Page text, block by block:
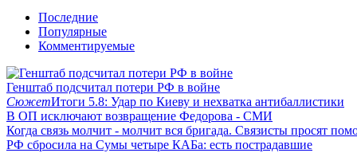
Последние
Популярные
Комментируемые
Генштаб подсчитал потери РФ в войне
СюжетИтоги 5.8: Удар по Киеву и нехватка антибаллистики
В ОП исключают возвращение Федорова - СМИ
Когда связь молчит - молчит вся бригада. Связисты просят
РФ сбросила на Сумы четыре КАБа: есть пострадавшие